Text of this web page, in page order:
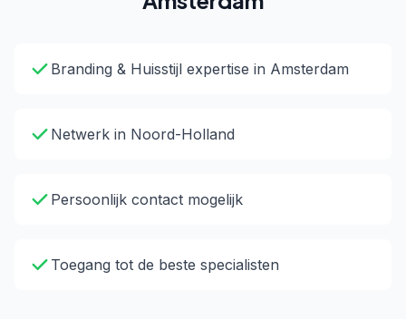
Branding & Huisstijl expertise in Amsterdam
Netwerk in Noord-Holland
Persoonlijk contact mogelijk
Toegang tot de beste specialisten